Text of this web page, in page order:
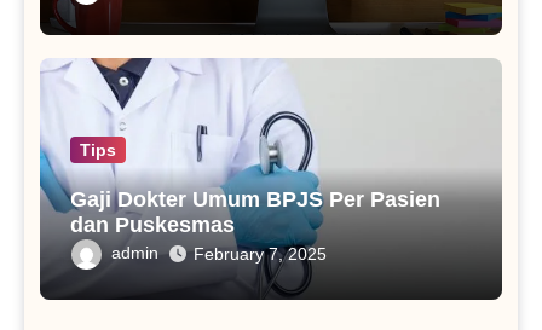
Tips
Gaji Dokter Umum BPJS Per Pasien
dan Puskesmas
admin February 7, 2025